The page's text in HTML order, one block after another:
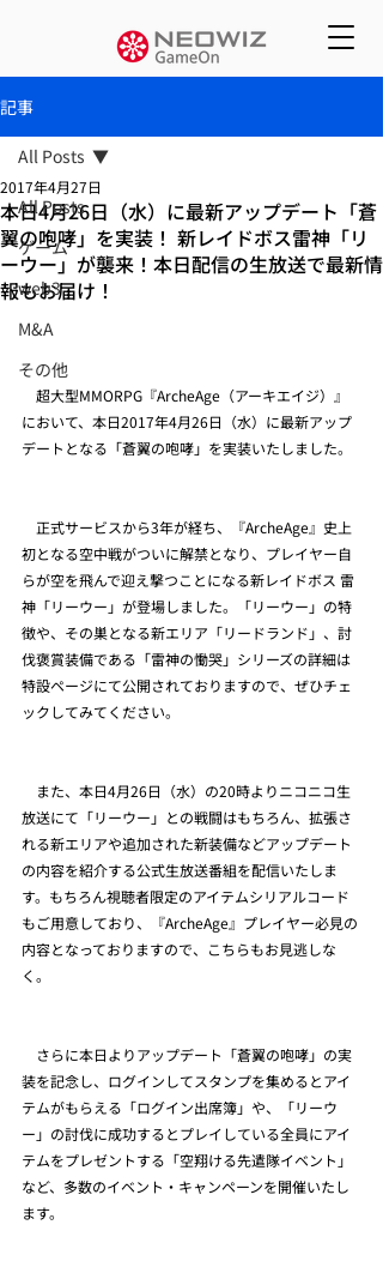
記事
All Posts
ゲーム
web3
M&A
その他
All Posts
本日4月26日（水）に最新アップデート「蒼
翼の咆哮」を実装！ 新レイドボス雷神「リ
ーウー」が襲来！本日配信の生放送で最新情
報もお届け！
2017年4月27日
超大型MMORPG『ArcheAge（アーキエイジ）』
において、本日2017年4月26日（水）に最新アップ
デートとなる「蒼翼の咆哮」を実装いたしました。
正式サービスから3年が経ち、『ArcheAge』史上
初となる空中戦がついに解禁となり、プレイヤー自
らが空を飛んで迎え撃つことになる新レイドボス 雷
神「リーウー」が登場しました。「リーウー」の特
徴や、その巣となる新エリア「リードランド」、討
伐褒賞装備である「雷神の慟哭」シリーズの詳細は
特設ページにて公開されておりますので、ぜひチェ
ックしてみてください。
また、本日4月26日（水）の20時よりニコニコ生
放送にて「リーウー」との戦闘はもちろん、拡張さ
れる新エリアや追加された新装備などアップデート
の内容を紹介する公式生放送番組を配信いたしま
す。もちろん視聴者限定のアイテムシリアルコード
もご用意しており、『ArcheAge』プレイヤー必見の
内容となっておりますので、こちらもお見逃しな
く。
さらに本日よりアップデート「蒼翼の咆哮」の実
装を記念し、ログインしてスタンプを集めるとアイ
テムがもらえる「ログイン出席簿」や、「リーウ
ー」の討伐に成功するとプレイしている全員にアイ
テムをプレゼントする「空翔ける先遣隊イベント」
など、多数のイベント・キャンペーンを開催いたし
ます。